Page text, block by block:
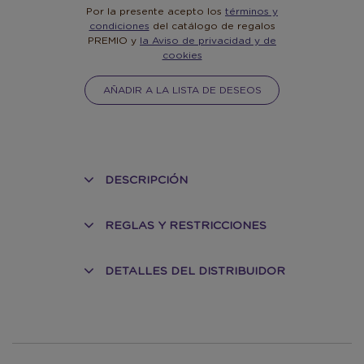
Por la presente acepto los términos y
condiciones del catálogo de regalos
PREMIO y la Aviso de privacidad y de
cookies
AÑADIR A LA LISTA DE DESEOS
DESCRIPCIÓN
REGLAS Y RESTRICCIONES
DETALLES DEL DISTRIBUIDOR